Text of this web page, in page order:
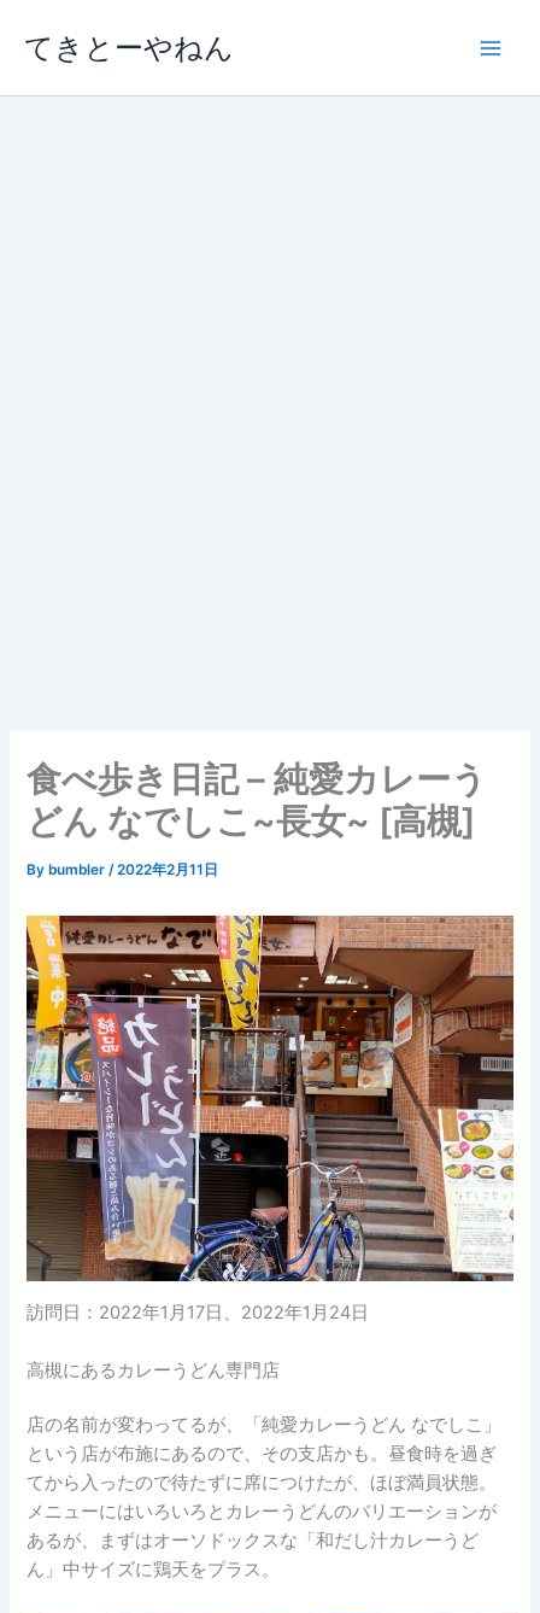
ス
てきとーやねん
食べ歩き日記 – 純愛カレーう
どん なでしこ~長女~ [高槻]
By bumbler/2022年2月11日
訪問日：2022年1月17日、2022年1月24日
高槻にあるカレーうどん専門店
店の名前が変わってるが、「純愛カレーうどん なでしこ」
という店が布施にあるので、その支店かも。昼食時を過ぎ
てから入ったので待たずに席につけたが、ほぼ満員状態。
メニューにはいろいろとカレーうどんのバリエーションが
あるが、まずはオーソドックスな「和だし汁カレーうど
ん」中サイズに鶏天をプラス。